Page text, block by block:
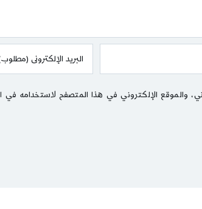
والموقع الإلكتروني في هذا المتصفح لاستخدامه في